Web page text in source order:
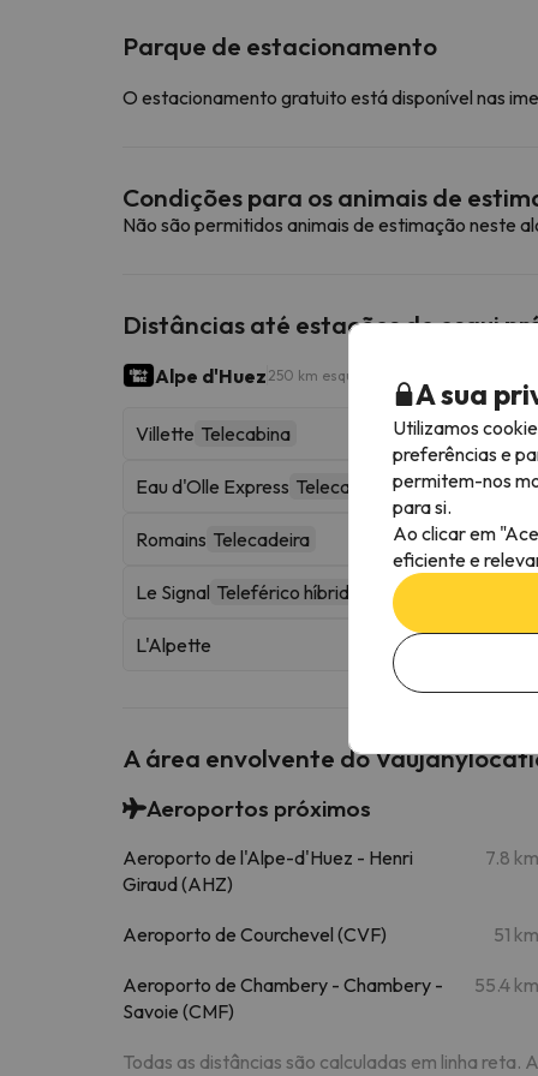
Parque de estacionamento
O estacionamento gratuito está disponível nas
Condições para os animais de
Não são permitidos animais de estimação neste
Distâncias até estações de esqui
Alpe d'Huez 250 km esquiáveis
Villette Telecabina
Eau d'Olle Express Telecabina
Romains Telecadeira
Le Signal Teleférico híbrido
L'Alpette
A área envolvente do
Aeroportos próximos
Aeroporto de l'Alpe-d'Huez - Henri
Giraud (AHZ)
7.8 km
Aeroporto de Courchevel (CVF) 51 km
Aeroporto de Chambery - Chambery -
Savoie (CMF)
55.4 km
Todas as distâncias são calculadas em linha reta.
A sua
Utilizamos
preferências e
permitem-nos
para si.
Ao clicar em
eficiente e